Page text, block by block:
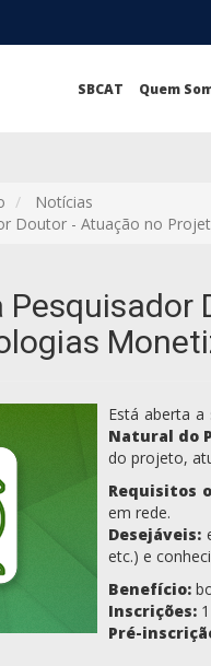
SBCAT Quem
Notícias
Doutor - Atuação no
Pesquisador
Está aberta
Natural do
do projeto,
Requisitos
em rede.
Desejáveis:
etc.) e
Benefício:
Inscrições:
Pré-